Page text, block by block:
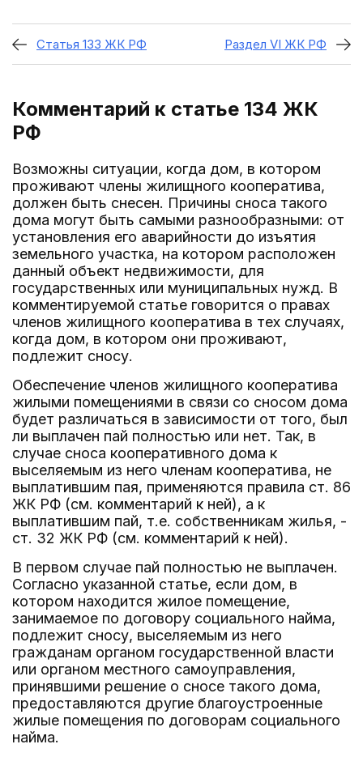
Статья 133 ЖК РФ Раздел VI ЖК РФ
Комментарий к статье 134 ЖК
РФ
Возможны ситуации, когда дом, в котором
проживают члены жилищного кооператива,
должен быть снесен. Причины сноса такого
дома могут быть самыми разнообразными: от
установления его аварийности до изъятия
земельного участка, на котором расположен
данный объект недвижимости, для
государственных или муниципальных нужд. В
комментируемой статье говорится о правах
членов жилищного кооператива в тех случаях,
когда дом, в котором они проживают,
подлежит сносу.
Обеспечение членов жилищного кооператива
жилыми помещениями в связи со сносом дома
будет различаться в зависимости от того, был
ли выплачен пай полностью или нет. Так, в
случае сноса кооперативного дома к
выселяемым из него членам кооператива, не
выплатившим пая, применяются правила ст. 86
ЖК РФ (см. комментарий к ней), а к
выплатившим пай, т.е. собственникам жилья, -
ст. 32 ЖК РФ (см. комментарий к ней).
В первом случае пай полностью не выплачен.
Согласно указанной статье, если дом, в
котором находится жилое помещение,
занимаемое по договору социального найма,
подлежит сносу, выселяемым из него
гражданам органом государственной власти
или органом местного самоуправления,
принявшими решение о сносе такого дома,
предоставляются другие благоустроенные
жилые помещения по договорам социального
найма.